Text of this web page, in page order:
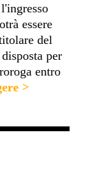
essere
del
per
entro
>